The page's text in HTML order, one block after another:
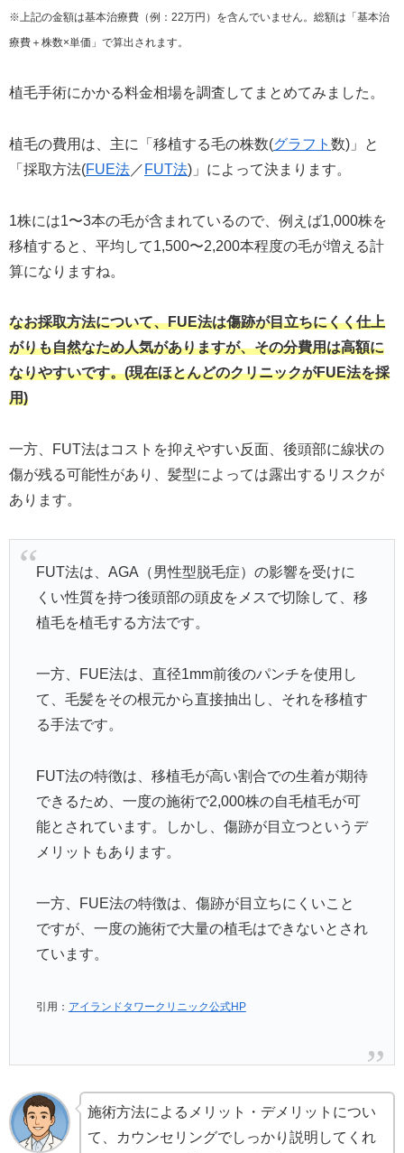
※上記の金額は基本治療費（例：22万円）を含んでいません。総額は「基本治
療費＋株数×単価」で算出されます。
植毛手術にかかる料金相場を調査してまとめてみました。
植毛の費用は、主に「移植する毛の株数(グラフト 数)」と
「採取方法(FUE法 ／ FUT法)」によって決まります。
1株には1〜3本の毛が含まれているので、例えば1,000株を
移植すると、平均して1,500〜2,200本程度の毛が増える計
算になりますね。
なお採取方法について、FUE法は傷跡が目立ちにくく仕上
がりも自然なため人気がありますが、その分費用は高額に
なりやすいです。(現在ほとんどのクリニックがFUE法を採
用)
一方、FUT法はコストを抑えやすい反面、後頭部に線状の
傷が残る可能性があり、髪型によっては露出するリスクが
あります。
FUT法は、AGA（男性型脱毛症）の影響を受けに
くい性質を持つ後頭部の頭皮をメスで切除して、移
植毛を植毛する方法です。
一方、FUE法は、直径1mm前後のパンチを使用し
て、毛髪をその根元から直接抽出し、それを移植す
る手法です。
FUT法の特徴は、移植毛が高い割合での生着が期待
できるため、一度の施術で2,000株の自毛植毛が可
能とされています。しかし、傷跡が目立つというデ
メリットもあります。
一方、FUE法の特徴は、傷跡が目立ちにくいこと
ですが、一度の施術で大量の植毛はできないとされ
ています。
引用： アイランドタワークリニック公式HP
施術方法によるメリット・デメリットについ
て、カウンセリングでしっかり説明してくれ